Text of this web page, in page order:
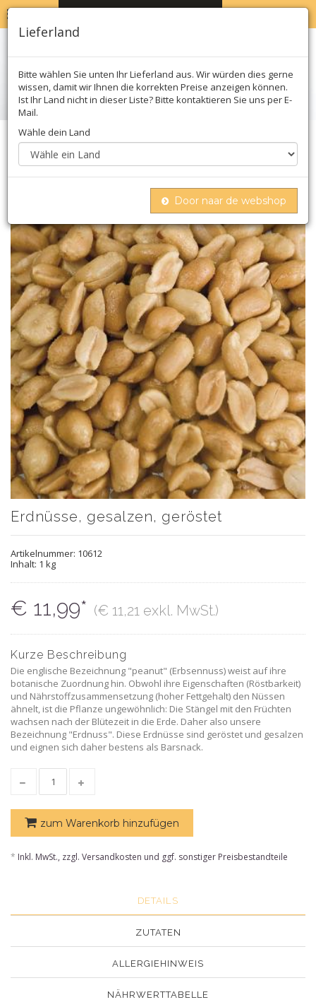
Erdnüsse, gesalzen, geröstet
Artikelnummer: 10612
Inhalt: 1 kg
€ 11,99* (€ 11,21 exkl. MwSt.)
Kurze Beschreibung
Die englische Bezeichnung "peanut" (Erbsennuss) weist auf ihre
botanische Zuordnung hin. Obwohl ihre Eigenschaften (Röstbarkeit)
und Nährstoffzusammensetzung (hoher Fettgehalt) den Nüssen
ähnelt, ist die Pflanze ungewöhnlich: Die Stängel mit den Früchten
wachsen nach der Blütezeit in die Erde. Daher also unsere
Bezeichnung "Erdnuss". Diese Erdnüsse sind geröstet und gesalzen
und eignen sich daher bestens als Barsnack.
zum Warenkorb hinzufügen
* Inkl. MwSt., zzgl. Versandkosten und ggf. sonstiger Preisbestandteile
DETAILS
ZUTATEN
ALLERGIEHINWEIS
NÄHRWERTTABELLE
Lieferland
Bitte wählen Sie unten Ihr Lieferland aus. Wir würden dies gerne
wissen, damit wir Ihnen die korrekten Preise anzeigen können.
Ist Ihr Land nicht in dieser Liste? Bitte kontaktieren Sie uns per E-
Mail.
Wähle dein Land
Door naar de webshop